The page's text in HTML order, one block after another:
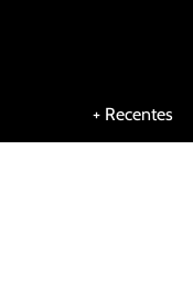
+ Recentes